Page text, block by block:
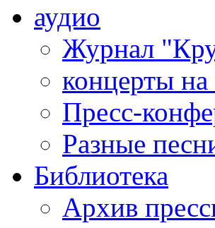
аудио
Журнал
концерты на
Пресс-
Разные
Библиотека
Архив